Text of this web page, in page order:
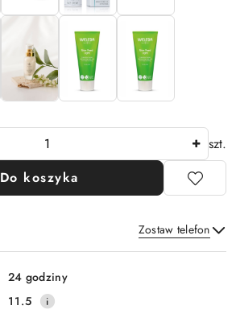
szt.
Do koszyka
Zostaw telefon
Wyślij
24 godziny
11.5